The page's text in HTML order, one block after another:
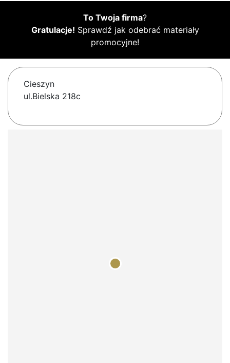
To Twoja firma?
Gratulacje! Sprawdź jak odebrać materiały
promocyjne!
Cieszyn
ul.Bielska 218c